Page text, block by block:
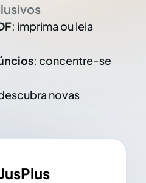
: imprima ou leia
: concentre-se
novas
JusPlus